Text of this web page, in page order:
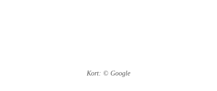
Kort: © Google